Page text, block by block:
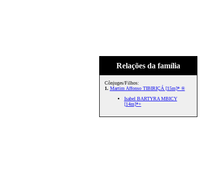
Relações da família
Cônjuges/Filhos:
1. Martim Affonso TIBIRIÇÁ [15m]* ®
Isabel BARTYRA MBICY
[14m]*+